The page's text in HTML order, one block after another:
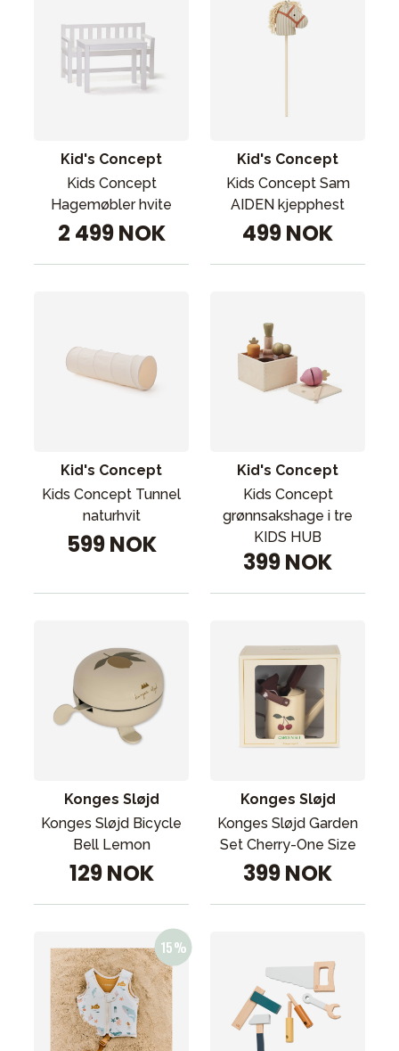
Kid's Concept
Kids Concept
Hagemøbler hvite
2 499 NOK
Kid's Concept
Kids Concept Sam
AIDEN kjepphest
499 NOK
Kid's Concept
Kids Concept Tunnel
naturhvit
599 NOK
Kid's Concept
Kids Concept
grønnsakshage i tre
KIDS HUB
399 NOK
Konges Sløjd
Konges Sløjd Bicycle
Bell Lemon
129 NOK
Konges Sløjd
Konges Sløjd Garden
Set Cherry-One Size
399 NOK